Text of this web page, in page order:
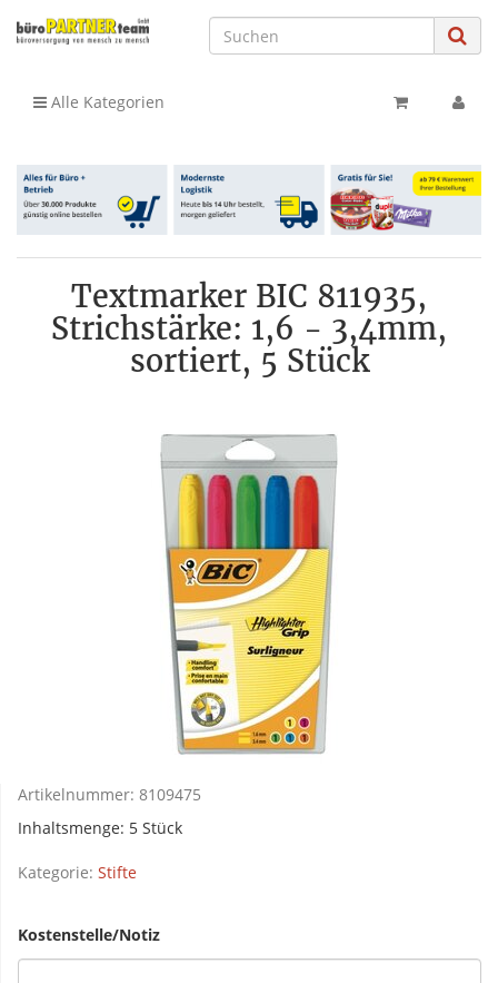
Alle Kategorien
Textmarker BIC 811935,
Strichstärke: 1,6 - 3,4mm,
sortiert, 5 Stück
Artikelnummer: 8109475
Inhaltsmenge: 5 Stück
Kategorie: Stifte
Kostenstelle/Notiz